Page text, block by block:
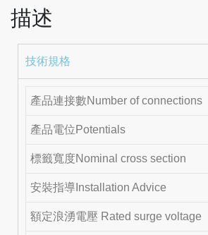
描述
技術規格
產品連接數Number of connections
產品電位Potentials
標籤寬度Nominal cross section
安裝指導Installation Advice
額定浪湧電壓 Rated surge voltage